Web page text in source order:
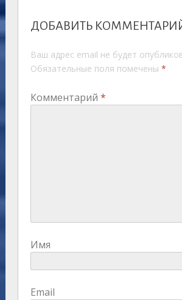
ДОБАВИТЬ
Ваш адрес email не будет
Обязательные поля помечены *
Комментарий *
Имя
Email